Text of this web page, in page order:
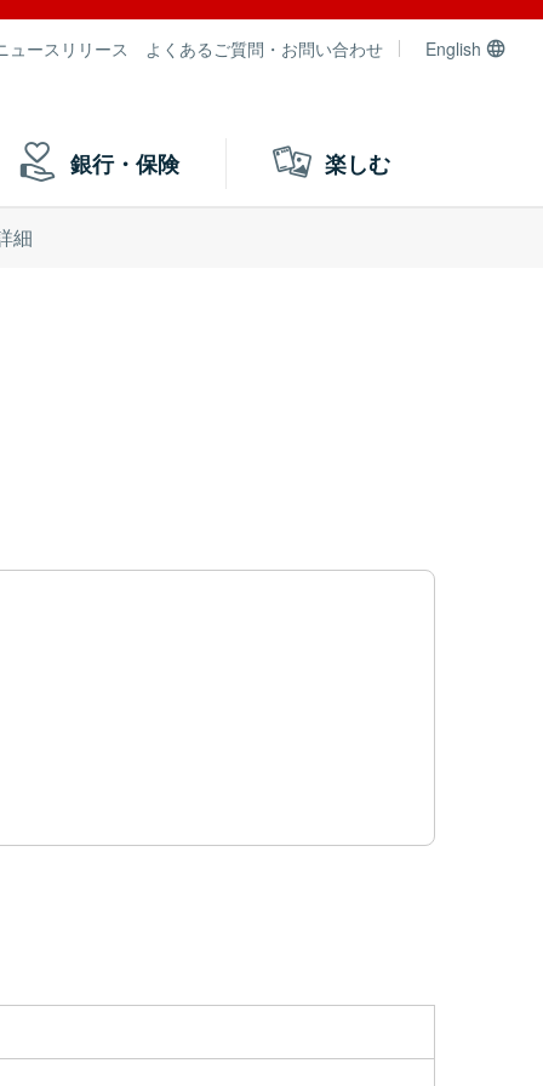
ュースリリース よくあるご質問・お問い合わせ English
銀行・保険 楽しむ
細